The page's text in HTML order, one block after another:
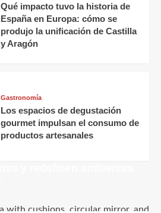
Qué impacto tuvo la historia de
España en Europa: cómo se
produjo la unificación de Castilla
y Aragón
Gastronomía
Los espacios de degustación
gourmet impulsan el consumo de
productos artesanales
transforman